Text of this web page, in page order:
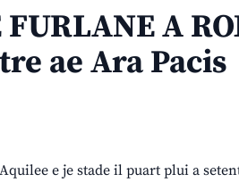
FURLANE A
ae Ara Pacis
e je stade il puart plui a